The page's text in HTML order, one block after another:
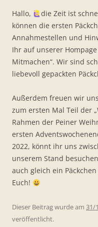
Hallo,
die Zeit ist
können die ersten
Annahmestellen und
Ihr auf unserer
Mitmachen“. Wir sind
liebevoll gepackten
Außerdem freuen wir
zum ersten Mal Teil der
Rahmen der Peiner
ersten
2022, könnt ihr uns
unserem Stand
auch gleich ein
Euch!
Dieser Beitrag wurde am 31/
veröffentlicht.